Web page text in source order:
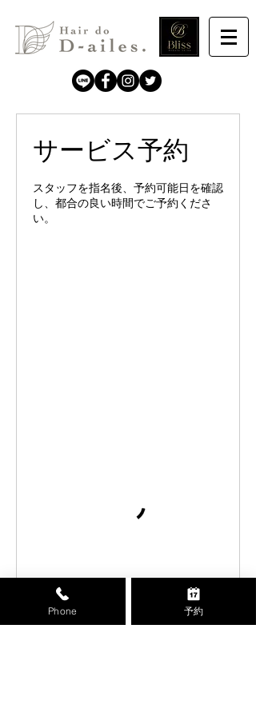
サービス予約
スタッフを指名後、予約可能日を確認
し、都合の良い時間でご予約くださ
い。
Phone 予約